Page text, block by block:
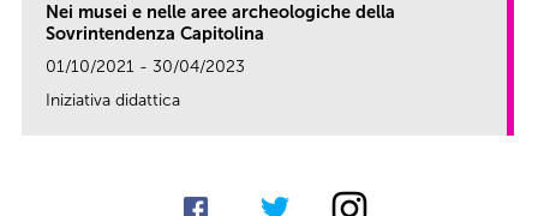
Nei musei e nelle aree archeologiche della
Sovrintendenza Capitolina
01/10/2021 - 30/04/2023
Iniziativa didattica